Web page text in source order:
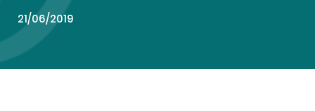
21/06/2019